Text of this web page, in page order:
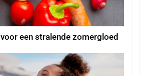
een stralende zomergloed